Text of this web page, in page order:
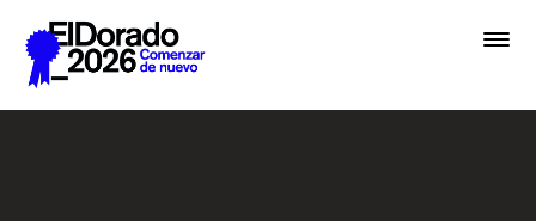
Saltar al contenido principal